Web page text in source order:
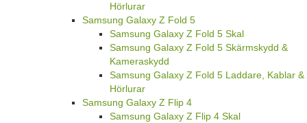
Hörlurar
Samsung Galaxy Z Fold 5
Samsung Galaxy Z Fold 5 Skal
Samsung Galaxy Z Fold 5 Skärmskydd &
Kameraskydd
Samsung Galaxy Z Fold 5 Laddare, Kablar &
Hörlurar
Samsung Galaxy Z Flip 4
Samsung Galaxy Z Flip 4 Skal